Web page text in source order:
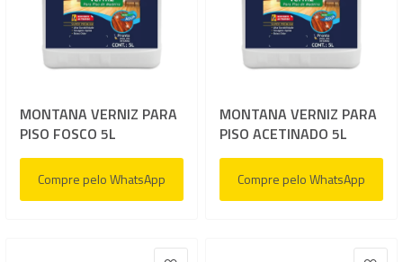
MONTANA VERNIZ PARA
PISO FOSCO 5L
Compre pelo WhatsApp
MONTANA VERNIZ PARA
PISO ACETINADO 5L
Compre pelo WhatsApp